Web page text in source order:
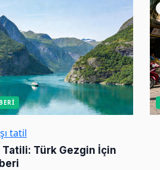
tatil
Türk Gezgin İçin